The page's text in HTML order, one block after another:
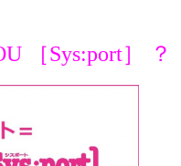
Sys:port］ ？